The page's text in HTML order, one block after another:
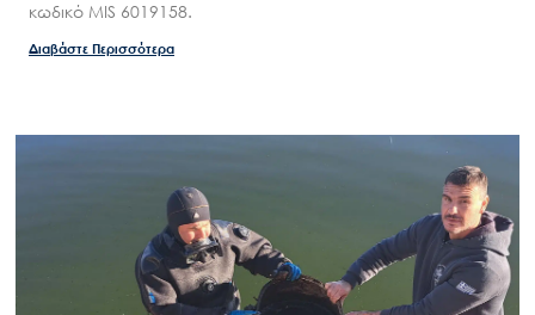
κωδικό MIS 6019158.
Διαβάστε Περισσότερα